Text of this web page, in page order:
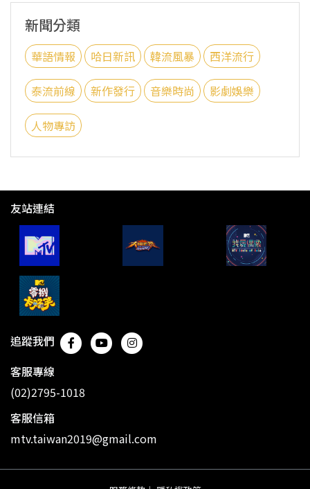
新聞分類
華語情報 哈日新訊 韓流風暴 西洋流行
泰流前線 新作發行 音樂時尚 影劇娛樂
人物專訪
友站連結
追蹤我們
客服專線
(02)2795-1018
客服信箱
mtv.taiwan2019@gmail.com